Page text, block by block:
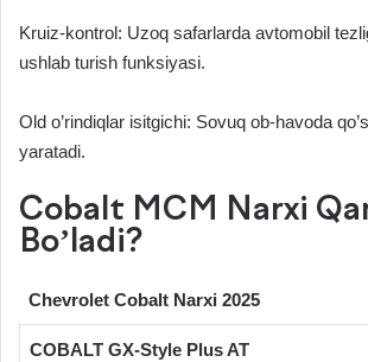
Kruiz-kontrol: Uzoq safarlarda avtomobil
ushlab turish funksiyasi.
Old o’rindiqlar isitgichi: Sovuq ob-havoda
yaratadi.
Cobalt MCM Narxi
Bo’ladi?
Chevrolet Cobalt Narxi 2025
COBALT GX-Style Plus AT